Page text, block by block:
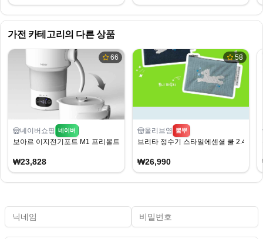
가전 카테고리의 다른 상품
66
네이버쇼핑 네이버
보아르 이지전기포트 M1 프리볼트 접이식 전기포트
₩23,828
58
올리브영 뽐뿌
브리타 정수기 스타일에센셜 쿨 2.4L 화
₩26,990